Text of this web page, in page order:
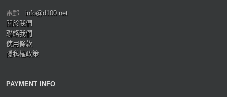
電郵 : info@d100.net
關於我們
聯絡我們
使用條款
隱私權政策
PAYMENT INFO